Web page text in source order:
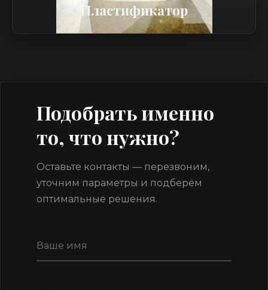
Пластификатор
Подобрать именно
то, что нужно?
Оставьте контакты — перезвоним,
уточним параметры и подберём
оптимальные решения.